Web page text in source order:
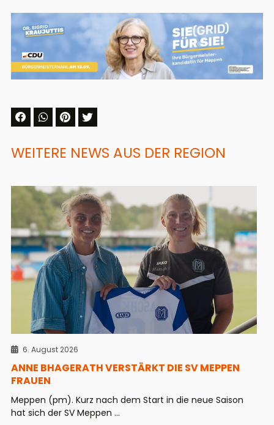
WEITERE NEWS AUS DER REGION
6. August 2026
ANNE BHAGERATH VERSTÄRKT DIE SV MEPPEN
FRAUEN
Meppen (pm). Kurz nach dem Start in die neue Saison
hat sich der SV Meppen ...